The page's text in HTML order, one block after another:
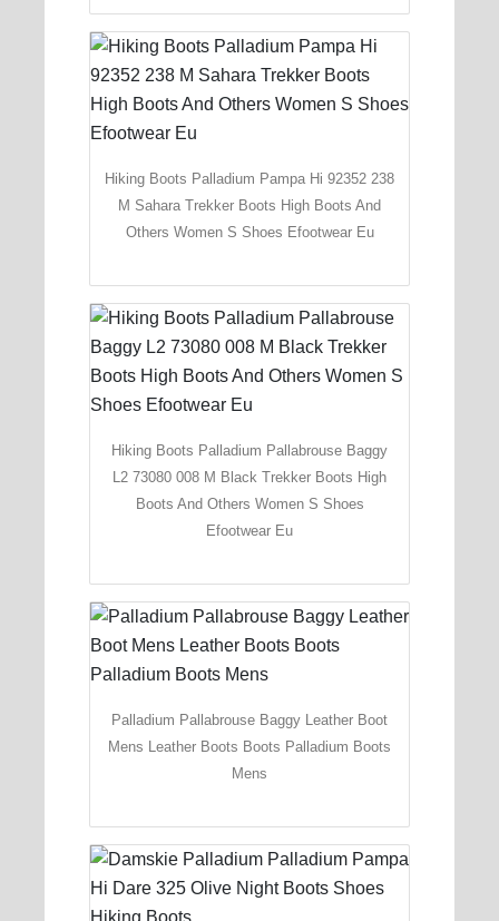
Hiking Boots Palladium Pampa Hi 92352 238
M Sahara Trekker Boots High Boots And
Others Women S Shoes Efootwear Eu
Hiking Boots Palladium Pallabrouse Baggy
L2 73080 008 M Black Trekker Boots High
Boots And Others Women S Shoes
Efootwear Eu
Palladium Pallabrouse Baggy Leather Boot
Mens Leather Boots Boots Palladium Boots
Mens